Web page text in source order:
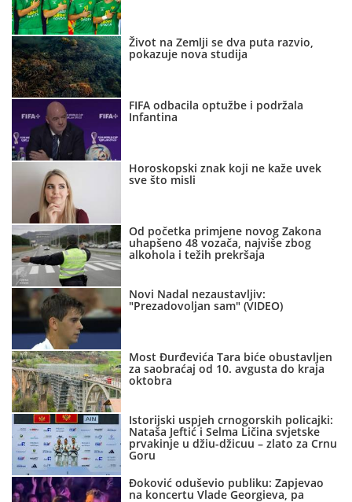
Život na Zemlji se dva puta razvio,
pokazuje nova studija
FIFA odbacila optužbe i podržala
Infantina
Horoskopski znak koji ne kaže uvek
sve što misli
Od početka primjene novog Zakona
uhapšeno 48 vozača, najviše zbog
alkohola i težih prekršaja
Novi Nadal nezaustavljiv:
"Prezadovoljan sam" (VIDEO)
Most Đurđevića Tara biće obustavljen
za saobraćaj od 10. avgusta do kraja
oktobra
Istorijski uspjeh crnogorskih policajki:
Nataša Jeftić i Selma Ličina svjetske
prvakinje u džiu-džicuu – zlato za Crnu
Goru
Đoković oduševio publiku: Zapjevao
na koncertu Vlade Georgieva, pa